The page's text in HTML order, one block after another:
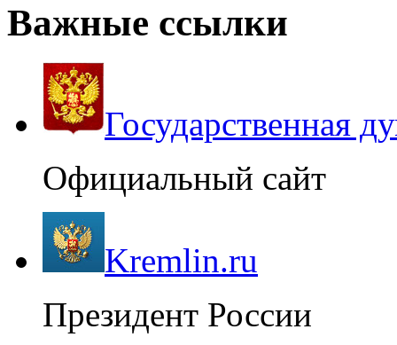
Важные ссылки
Государственная
Официальный сайт
Kremlin.ru
Президент России